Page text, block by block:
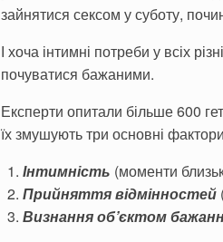
зайнятися сексом у суботу,
І хоча інтимні потреби у всіх
почуватися бажаними.
Експерти опитали більше 600
їх змушують три основні
Інтимність (моменти
Прийняття відмінностей
Визнання об’єктом